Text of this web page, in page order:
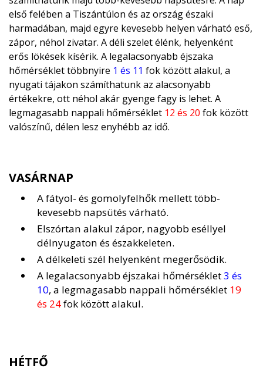
első felében a Tiszántúlon és az ország északi
harmadában, majd egyre kevesebb helyen várható eső,
zápor, néhol zivatar. A déli szelet élénk, helyenként
erős lökések kísérik. A legalacsonyabb éjszaka
hőmérséklet többnyire 1 és 11 fok között alakul, a
nyugati tájakon számíthatunk az alacsonyabb
értékekre, ott néhol akár gyenge fagy is lehet. A
legmagasabb nappali hőmérséklet 12 és 20 fok között
valószínű, délen lesz enyhébb az idő.
VASÁRNAP
A fátyol- és gomolyfelhők mellett több-
kevesebb napsütés várható.
Elszórtan alakul zápor, nagyobb eséllyel
délnyugaton és északkeleten.
A délkeleti szél helyenként megerősödik.
A legalacsonyabb éjszakai hőmérséklet3 és
10, a legmagasabb nappali hőmérséklet 19
és 24fok között alakul.
HÉTFŐ